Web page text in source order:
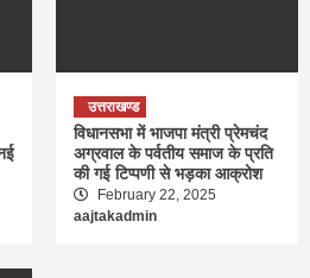
उत्तराखण्ड
विधानसभा में भाजपा मंत्री प्रेमचंद
अग्रवाल के पर्वतीय समाज के प्रति
की गई टिप्पणी से भड़का आक्रोश
February 22, 2025
aajtakadmin